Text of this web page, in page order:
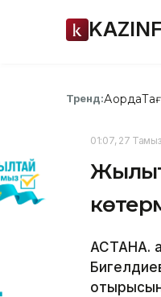
Тренд:Ақорда
01:07, 27
АСТАНА.
отырысын